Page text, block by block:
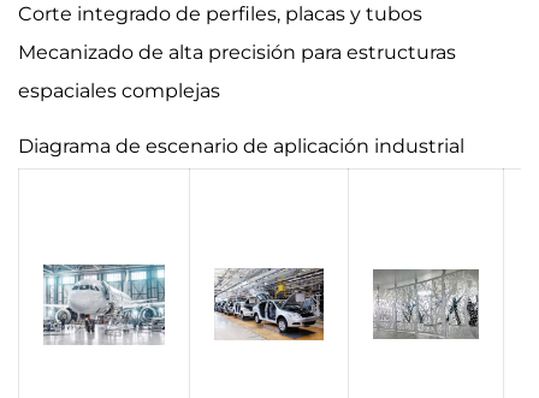
Corte integrado de perfiles, placas y tubos
Mecanizado de alta precisión para estructuras
espaciales complejas
Diagrama de escenario de aplicación industrial